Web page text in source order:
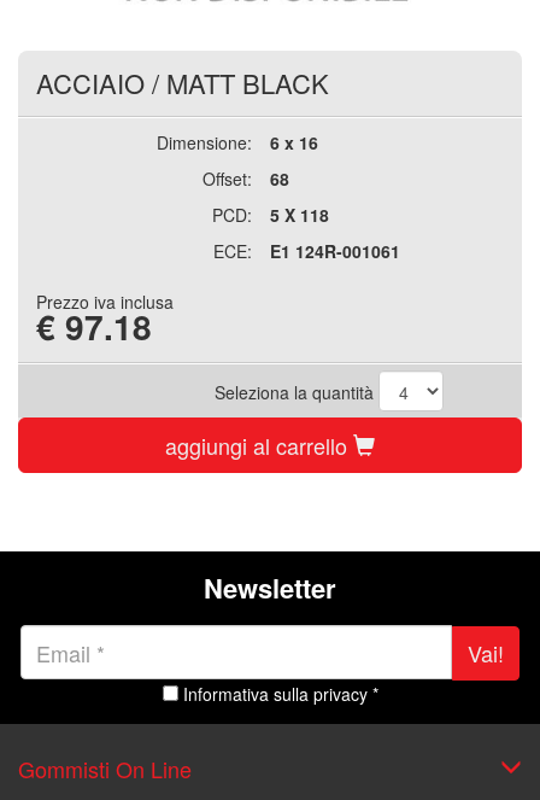
ACCIAIO/ MATT BLACK
Dimensione:
6 x 16
Offset:
68
PCD:
5 X 118
ECE:
E1 124R-001061
Prezzo iva inclusa
€ 97.18
Seleziona la quantità
aggiungi al carrello
Newsletter
Vai!
Informativa sulla privacy *
Gommisti On Line